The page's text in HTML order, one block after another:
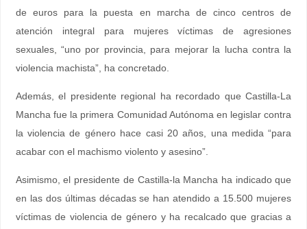
de euros para la puesta en marcha de cinco centros de
atención integral para mujeres víctimas de agresiones
sexuales, “uno por provincia, para mejorar la lucha contra la
violencia machista”, ha concretado.
Además, el presidente regional ha recordado que Castilla-La
Mancha fue la primera Comunidad Autónoma en legislar contra
la violencia de género hace casi 20 años, una medida “para
acabar con el machismo violento y asesino”.
Asimismo, el presidente de Castilla-la Mancha ha indicado que
en las dos últimas décadas se han atendido a 15.500 mujeres
víctimas de violencia de género y ha recalcado que gracias a